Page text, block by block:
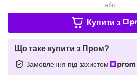
або
Купити з
Що таке купити з Пром?
Замовлення під захистом